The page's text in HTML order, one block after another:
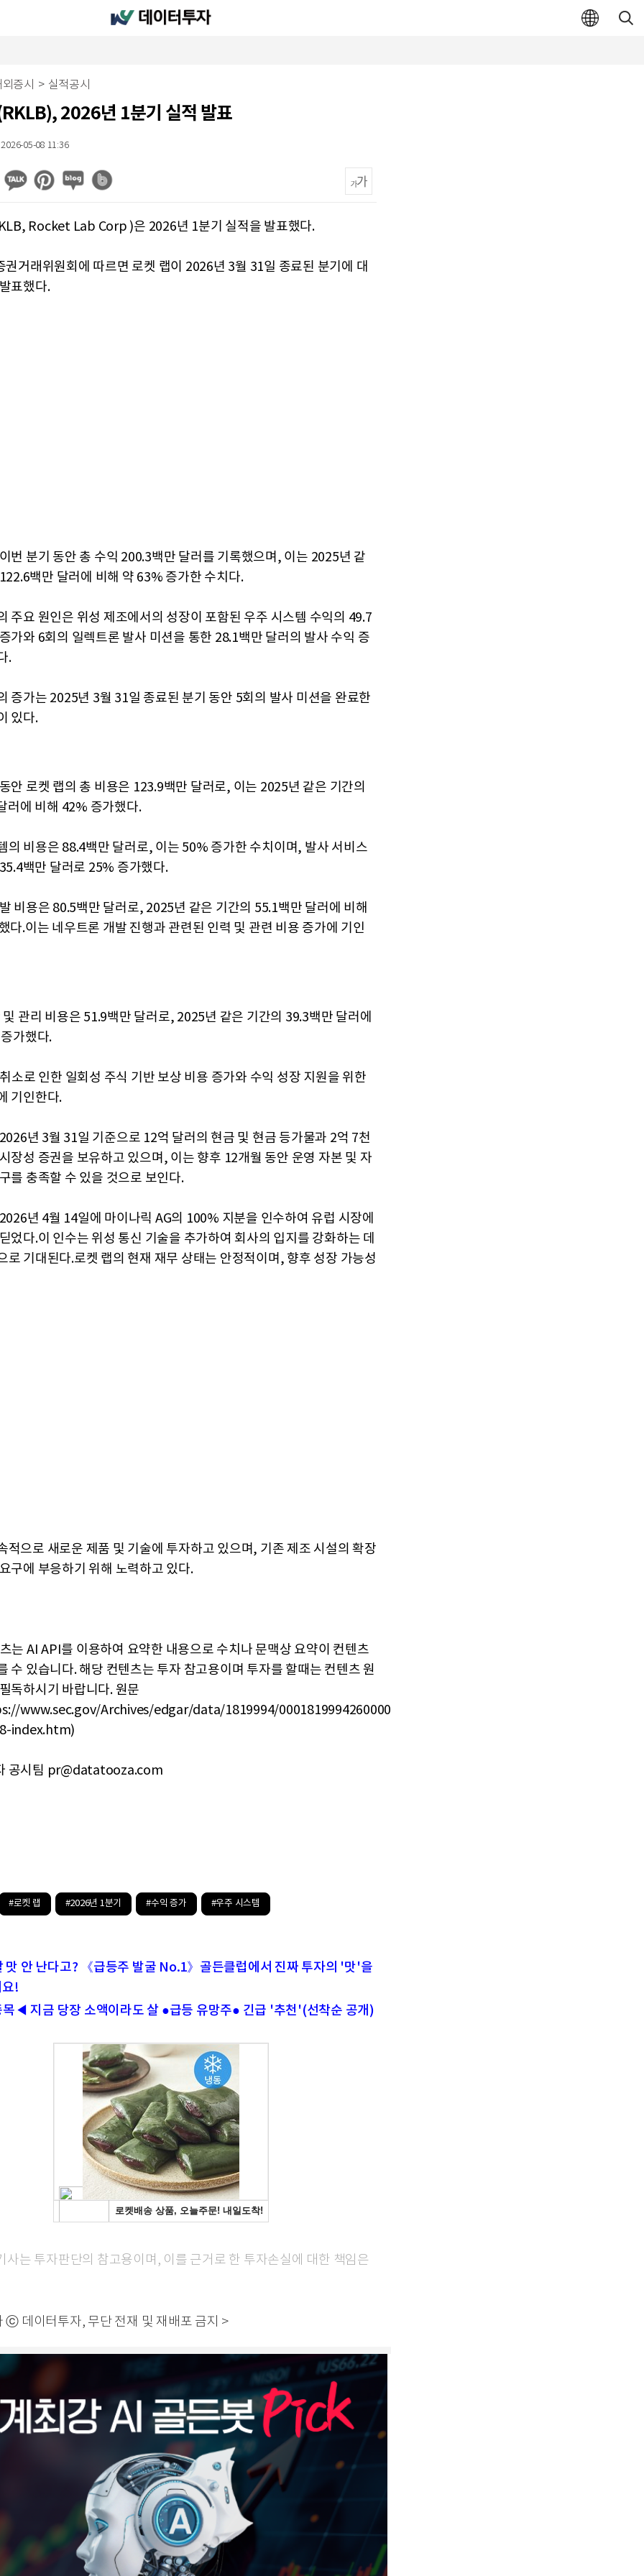
외증시 > 실적공시
2026년 1분기 실적 발표
05-08 11:36
Rocket Lab Corp )은 2026년 1분기 실적을 발표했다.
권거래위원회에 따르면 로켓 랩이 2026년 3월 31일 종료된 분기에 대
표했다.
번 분기 동안 총 수익 200.3백만 달러를 기록했으며, 이는 2025년 같
백만 달러에 비해 약 63% 증가한 수치다.
주요 원인은 위성 제조에서의 성장이 포함된 우주 시스템 수익의 49.7
가와 6회의 일렉트론 발사 미션을 통한 28.1백만 달러의 발사 수익 증
.
증가는 2025년 3월 31일 종료된 분기 동안 5회의 발사 미션을 완료한
있다.
안 로켓 랩의 총 비용은 123.9백만 달러로, 이는 2025년 같은 기간의
러에 비해 42% 증가했다.
의 비용은 88.4백만 달러로, 이는 50% 증가한 수치이며, 발사 서비스
백만 달러로 25% 증가했다.
비용은 80.5백만 달러로, 2025년 같은 기간의 55.1백만 달러에 비해
다.이는 네우트론 개발 진행과 관련된 인력 및 관련 비용 증가에 기인
관리 비용은 51.9백만 달러로, 2025년 같은 기간의 39.3백만 달러에
가했다.
소로 인한 일회성 주식 기반 보상 비용 증가와 수익 성장 지원을 위한
기인한다.
년 3월 31일 기준으로 12억 달러의 현금 및 현금 등가물과 2억 7천
장성 증권을 보유하고 있으며, 이는 향후 12개월 동안 운영 자본 및 자
를 충족할 수 있을 것으로 보인다.
년 4월 14일에 마이나릭 AG의 100% 지분을 인수하여 유럽 시장에
었다.이 인수는 위성 통신 기술을 추가하여 회사의 입지를 강화하는 데
로 기대된다.로켓 랩의 현재 재무 상태는 안정적이며, 향후 성장 가능성
적으로 새로운 제품 및 기술에 투자하고 있으며, 기존 제조 시설의 확장
구에 부응하기 위해 노력하고 있다.
는 AI API를 이용하여 요약한 내용으로 수치나 문맥상 요약이 컨텐츠
수 있습니다. 해당 컨텐츠는 투자 참고용이며 투자를 할때는 컨텐츠 원
독하시기 바랍니다. 원문
www.sec.gov/Archives/edgar/data/1819994/000181999426000028/0001819994-
index.htm)
공시팀 pr@datatooza.com
#로켓 랩 #2026년 1분기 #수익 증가 #우주 시스템
맛 안 난다고? 《급등주 발굴 No.1》골든클럽에서 진짜 투자의 '맛'을
!
◀ 지금 당장 소액이라도 살 ●급등 유망주● 긴급 '추천'(선착순 공개)
사는 투자판단의 참고용이며, 이를 근거로 한 투자손실에 대한 책임은
ⓒ 데이터투자, 무단 전재 및 재배포 금지 >